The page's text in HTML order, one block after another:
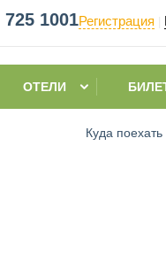
725 1001Регистрация
ОТЕЛИ
Куда поехать